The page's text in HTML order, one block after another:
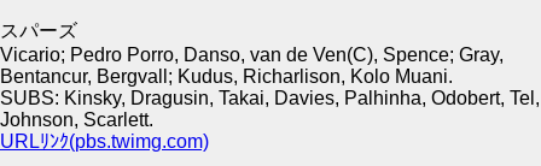
スパーズ
Vicario; Pedro Porro, Danso, van de Ven(C), Spence; Gray,
Bentancur, Bergvall; Kudus, Richarlison, Kolo Muani.
SUBS: Kinsky, Dragusin, Takai, Davies, Palhinha, Odobert, Tel,
Johnson, Scarlett.
URLﾘﾝｸ(pbs.twimg.com)